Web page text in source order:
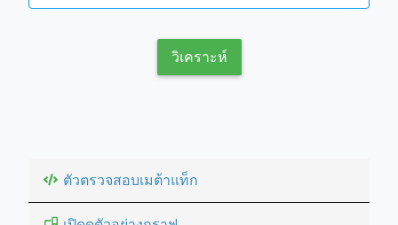
วิเคราะห์
ตัวตรวจสอบเมต้าแท็ก